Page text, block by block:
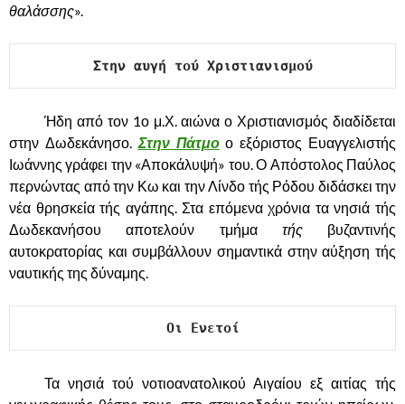
θαλάσσης».
Στην αυγή τού Χριστιανισμού
Ήδη από τον 1ο μ.Χ. αιώνα ο Χριστιανισμός διαδίδεται
στην Δωδεκάνησο. Στην Πάτμοο εξόριστος Ευαγγελιστής
Ιωάννης γράφει την «Αποκάλυψή» του. Ο Απόστολος Παύλος
περνώντας από την Κω και την Λίνδο τής Ρόδου διδάσκει την
νέα θρησκεία τής αγάπης. Στα επόμενα χρόνια τα νησιά τής
Δωδεκανήσου αποτελούν τμήμα τήςβυζαντινής
αυτοκρατορίας και συμβάλλουν σημαντικά στην αύξηση τής
ναυτικής της δύναμης.
Οι Ενετοί
Τα νησιά τού νοτιοανατολικού Αιγαίου εξ αιτίας τής